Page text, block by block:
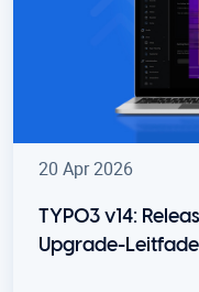
20 Apr 2026
TYPO3 v14:
Upgrade-